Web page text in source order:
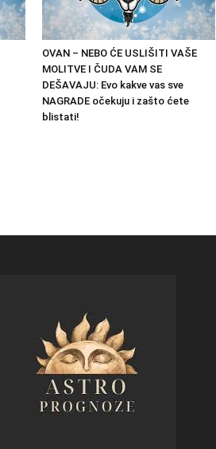
OVAN – NEBO ĆE USLIŠITI VAŠE
MOLITVE I ČUDA VAM SE
DEŠAVAJU: Evo kakve vas sve
NAGRADE očekuju i zašto ćete
blistati!